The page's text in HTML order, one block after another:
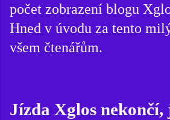
počet zobrazení blogu
Hned v úvodu za tento
všem čtenářům.
Jízda Xglos